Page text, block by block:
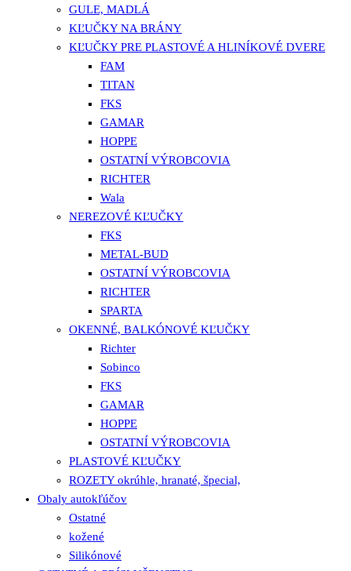
GULE, MADLÁ
KĽUČKY NA BRÁNY
KĽUČKY PRE PLASTOVÉ A HLINÍKOVÉ DVERE
FAM
TITAN
FKS
GAMAR
HOPPE
OSTATNÍ VÝROBCOVIA
RICHTER
Wala
NEREZOVÉ KĽUČKY
FKS
METAL-BUD
OSTATNÍ VÝROBCOVIA
RICHTER
SPARTA
OKENNÉ, BALKÓNOVÉ KĽUČKY
Richter
Sobinco
FKS
GAMAR
HOPPE
OSTATNÍ VÝROBCOVIA
PLASTOVÉ KĽUČKY
ROZETY okrúhle, hranaté, špecial,
Obaly autokľúčov
Ostatné
kožené
Silikónové